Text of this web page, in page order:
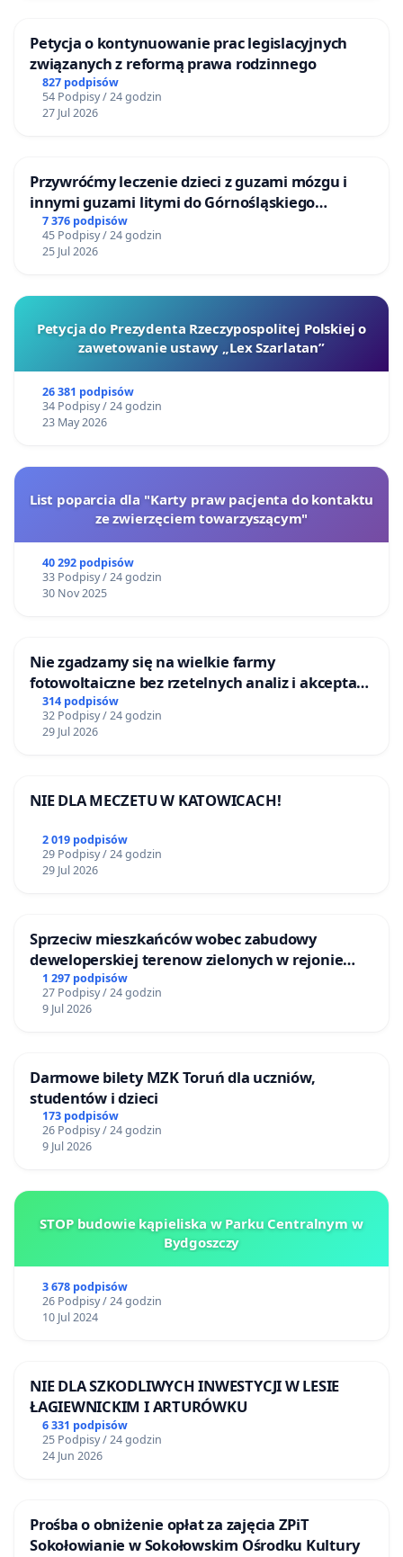
Petycja o kontynuowanie prac legislacyjnych
związanych z reformą prawa rodzinnego
827 podpisów
54 Podpisy / 24 godzin
27 Jul 2026
Przywróćmy leczenie dzieci z guzami mózgu i
innymi guzami litymi do Górnośląskiego
Centrum Zdrowia Dziecka w Katowicach
7 376 podpisów
45 Podpisy / 24 godzin
25 Jul 2026
Petycja do Prezydenta Rzeczypospolitej Polskiej o
zawetowanie ustawy „Lex Szarlatan”
26 381 podpisów
34 Podpisy / 24 godzin
23 May 2026
List poparcia dla "Karty praw pacjenta do kontaktu
ze zwierzęciem towarzyszącym"
40 292 podpisów
33 Podpisy / 24 godzin
30 Nov 2025
Nie zgadzamy się na wielkie farmy
fotowoltaiczne bez rzetelnych analiz i akceptacji
mieszkańców
314 podpisów
32 Podpisy / 24 godzin
29 Jul 2026
NIE DLA MECZETU W KATOWICACH!
2 019 podpisów
29 Podpisy / 24 godzin
29 Jul 2026
Sprzeciw mieszkańców wobec zabudowy
deweloperskiej terenow zielonych w rejonie
Bulwarów Straceńskich w Bielsku-Białej
1 297 podpisów
27 Podpisy / 24 godzin
9 Jul 2026
Darmowe bilety MZK Toruń dla uczniów,
studentów i dzieci
173 podpisów
26 Podpisy / 24 godzin
9 Jul 2026
STOP budowie kąpieliska w Parku Centralnym w
Bydgoszczy
3 678 podpisów
26 Podpisy / 24 godzin
10 Jul 2024
NIE DLA SZKODLIWYCH INWESTYCJI W LESIE
ŁAGIEWNICKIM I ARTURÓWKU
6 331 podpisów
25 Podpisy / 24 godzin
24 Jun 2026
Prośba o obniżenie opłat za zajęcia ZPiT
Sokołowianie w Sokołowskim Ośrodku Kultury